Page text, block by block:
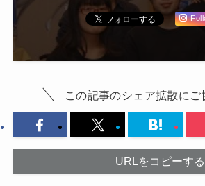
この記事のシェア拡散にご
URLをコピーする